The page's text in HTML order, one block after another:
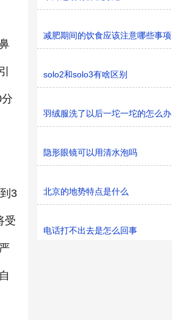
3
受
减肥期间的饮食应该注意哪些事项
solo2和solo3有啥区别
羽绒服洗了以后一坨一坨的怎么办
隐形眼镜可以用清水泡吗
北京的地势特点是什么
电话打不出去是怎么回事